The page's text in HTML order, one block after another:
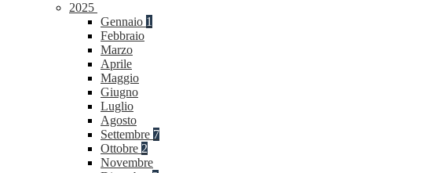
2025
Gennaio 1
Febbraio
Marzo
Aprile
Maggio
Giugno
Luglio
Agosto
Settembre 7
Ottobre 2
Novembre